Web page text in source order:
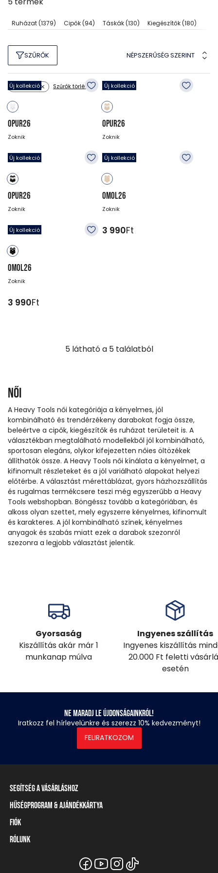
Ruházat(1379) Cipők(94) Táskák(130) Kiegészítők(180)
SZŰRŐK NÉPSZERŰSÉG SZERINT
Méret: 43 Szűrők törlése
Új kollekció
OPUR26
Zoknik
3 990Ft
Új kollekció
OPUR26
Zoknik
3 990Ft
Új kollekció
OPUR26
Zoknik
3 990Ft
Új kollekció
OMOL26
Zoknik
3 990Ft
Új kollekció
OMOL26
Zoknik
3 990Ft
5látható a 5találatból
Női
A Heavy Tools női kategóriája a kényelmes, jól
kombinálható és trendérzékeny darabokat fogja össze,
beleértve a cipők, kiegészítők és ruházat területeit is. A
választékban megtalálható modellekből jól kombinálható,
sportosan elegáns, olykor kifejezetten nőies öltözékek
állíthatók össze. A Heavy Tools női kínálata a kényelmet, a
kifinomult részleteket és a jól variálható alapokat helyezi
előtérbe. A választást mérettáblázat, gyors házhozszállítás
és rugalmas termékcsere teszi még egyszerűbb a Heavy
Tools webshopban. Böngéssz tovább a kategóriában, és
alkoss olyan szettet, mely egyszerre kényelmes, kifinomult
és karakteres. A jól kombinálható színek, kényelmes
anyagok és szabás miatt ezek a darabok szezonról
szezonra a legjobb választást jelentik.
Gyorsaság
Kiszállítás akár már 1
munkanap múlva
Ingyenes szállítás
Ingyenes kiszállítás
20.000 Ft feletti
esetén
Ne maradj le újdonságainkról!
Iratkozz fel hírlevelünkre és szerezz 10% kedvezményt!
FELIRATKOZOM
Segítség a vásárláshoz
Szállítási információ
Fizetési módok
Mérettáblázat
Üzleteink és viszonteladók
Gyakori kérdések (GYIK)
Hűségprogram & Ajándékkártya
Törzsvásárlói program
Ajándékkártya
Fiók
Belépés / Regisztráció
Rólunk
A Heavy Tools márka
Viszonteladói információ